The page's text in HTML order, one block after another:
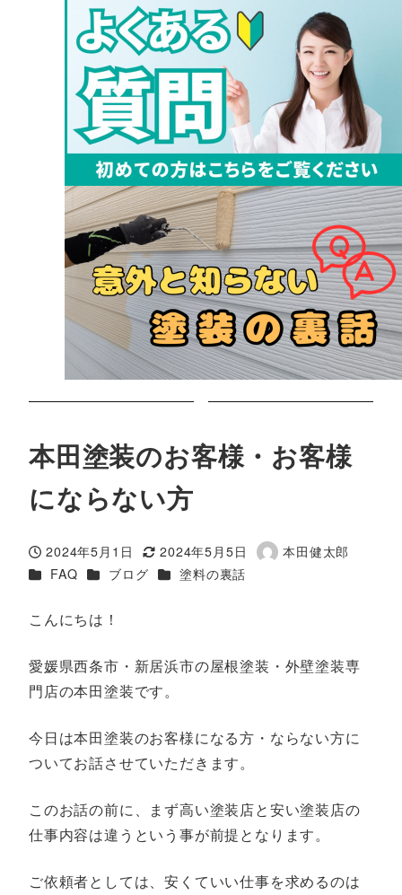
本田塗装のお客様・お客様
にならない方
投稿日
2024年5月1日
更新日
2024年5月5日
著
本田健太郎
カテゴリー
FAQ カテゴリー
ブログ カテゴリー
塗料の裏話
こんにちは！
愛媛県西条市・新居浜市の屋根塗装・外壁塗装専
門店の本田塗装です。
今日は本田塗装のお客様になる方・ならない方に
ついてお話させていただきます。
このお話の前に、まず高い塗装店と安い塗装店の
仕事内容は違うという事が前提となります。
ご依頼者としては、安くていい仕事を求めるのは